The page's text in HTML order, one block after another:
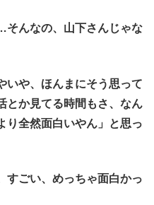
そんなの、山下さんじゃな
いや、ほんまにそう思って
とか見てる時間もさ、なん
り全然面白いやん」と思っ
すごい、めっちゃ面白かっ